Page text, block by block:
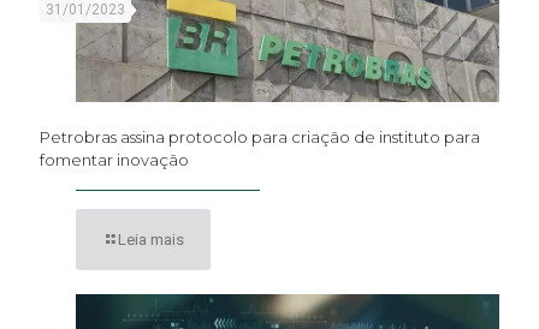
31/01/2023
Petrobras assina protocolo para criação de instituto para
fomentar inovação
Leia mais